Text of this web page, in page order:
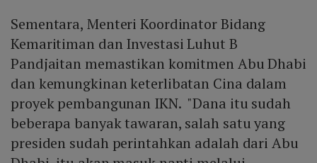
Sementara, Menteri Koordinator Bidang
Kemaritiman dan Investasi Luhut B
Pandjaitan memastikan komitmen Abu Dhabi
dan kemungkinan keterlibatan Cina dalam
proyek pembangunan IKN. "Dana itu sudah
beberapa banyak tawaran, salah satu yang
presiden sudah perintahkan adalah dari Abu